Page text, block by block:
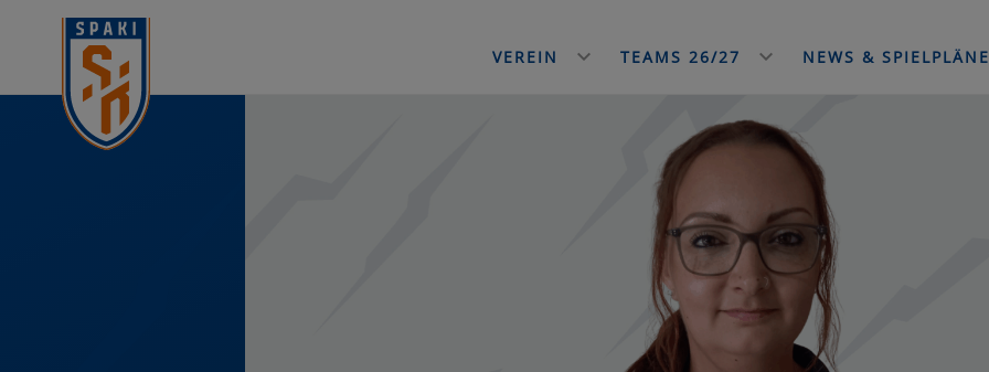
VEREIN TEAMS 26/27 NEWS &